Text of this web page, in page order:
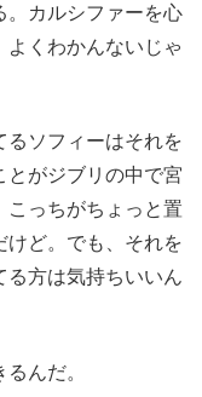
。カルシファーを心
くわかんないじゃ
るソフィーはそれを
とがジブリの中で宮
こっちがちょっと置
けど。でも、それを
る方は気持ちいいん
んだ。